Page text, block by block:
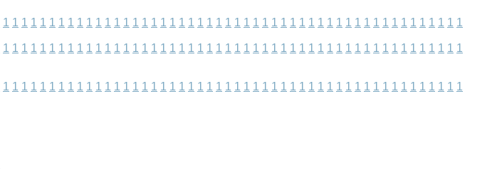
1 1 1 1 1 1 1 1 1 1 1 1 1 1 1 1 1 1 1 1 1 1 1 1 1 1 1 1 1 1 1 1 1 1 1 1 1 1 1 1 1 1 1 1 1 1 1 1 1 1
1 1 1 1 1 1 1 1 1 1 1 1 1 1 1 1 1 1 1 1 1 1 1 1 1 1 1 1 1 1 1 1 1 1 1 1 1 1 1 1 1 1 1 1 1 1 1 1 1 1
1 1 1 1 1 1 1 1 1 1 1 1 1 1 1 1 1 1 1 1 1 1 1 1 1 1 1 1 1 1 1 1 1 1 1 1 1 1 1 1 1 1 1 1 1 1 1 1 1 1